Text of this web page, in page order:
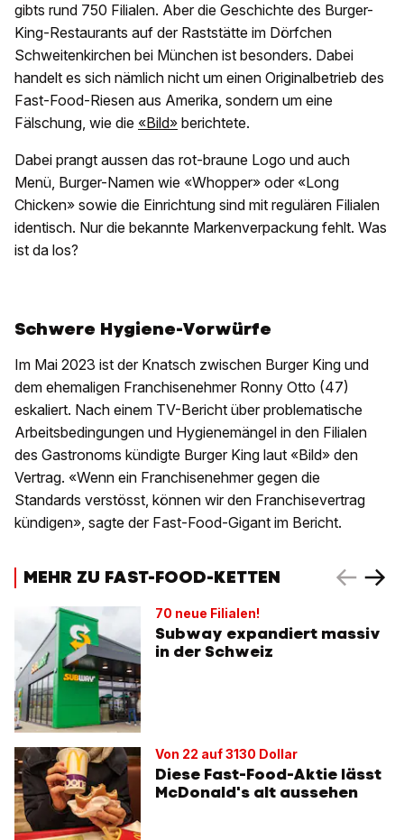
gibts rund 750 Filialen. Aber die Geschichte des Burger-
King-Restaurants auf der Raststätte im Dörfchen
Schweitenkirchen bei München ist besonders. Dabei
handelt es sich nämlich nicht um einen Originalbetrieb des
Fast-Food-Riesen aus Amerika, sondern um eine
Fälschung, wie die «Bild» berichtete.
Dabei prangt aussen das rot-braune Logo und auch
Menü, Burger-Namen wie «Whopper» oder «Long
Chicken» sowie die Einrichtung sind mit regulären Filialen
identisch. Nur die bekannte Markenverpackung fehlt. Was
ist da los?
Schwere Hygiene-Vorwürfe
Im Mai 2023 ist der Knatsch zwischen Burger King und
dem ehemaligen Franchisenehmer Ronny Otto (47)
eskaliert. Nach einem TV-Bericht über problematische
Arbeitsbedingungen und Hygienemängel in den Filialen
des Gastronoms kündigte Burger King laut «Bild» den
Vertrag. «Wenn ein Franchisenehmer gegen die
Standards verstösst, können wir den Franchisevertrag
kündigen», sagte der Fast-Food-Gigant im Bericht.
MEHR ZU FAST-FOOD-KETTEN
70 neue Filialen!
Subway expandiert massiv
in der Schweiz
Von 22 auf 3130 Dollar
Diese Fast-Food-Aktie lässt
McDonald's alt aussehen